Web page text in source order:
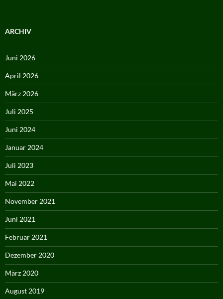
ARCHIV
Juni 2026
April 2026
März 2026
Juli 2025
Juni 2024
Januar 2024
Juli 2023
Mai 2022
November 2021
Juni 2021
Februar 2021
Dezember 2020
März 2020
August 2019